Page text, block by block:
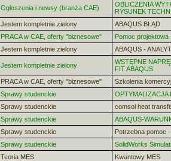
Ogłoszenia i newsy (branża CAE)
OBLICZENIA
RYSUNEK
Jestem kompletnie zielony
ABAQUS BŁĄD
PRACA w CAE, oferty "biznesowe"
Pomoc projektowa
Jestem kompletnie zielony
ABAQUS -
Jestem kompletnie zielony
WSTĘPNE
FIT ABAQUS
PRACA w CAE, oferty "biznesowe"
Szkolenia
Sprawy studenckie
OPTYMALIZACJA
Sprawy studenckie
comsol heat
Sprawy studenckie
ABAQUS-
Sprawy studenckie
Potrzebna pomoc
Sprawy studenckie
SolidWorks
Teoria MES
Kwantowy MES